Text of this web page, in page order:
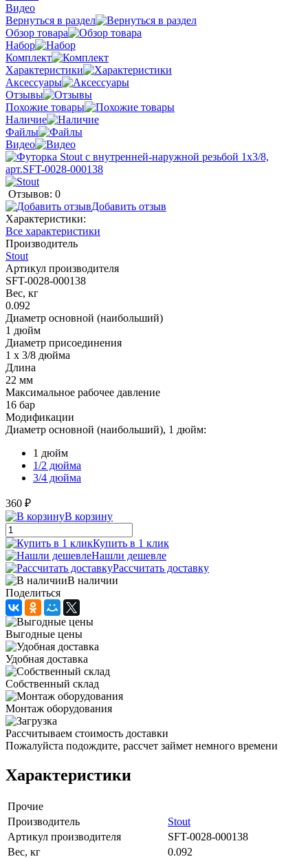
Видео
Вернуться в раздел
Обзор товара
Набор
Комплект
Характеристики
Аксессуары
Отзывы
Похожие товары
Наличие
Файлы
Видео
Отзывов: 0
Добавить отзыв
Характеристики:
Все характеристики
Производитель
Stout
Артикул производителя
SFT-0028-000138
Вес, кг
0.092
Диаметр основной (наибольший)
1 дюйм
Диаметр присоединения
1 x 3/8 дюйма
Длина
22 мм
Максимальное рабочее давление
16 бар
Модификации
Диаметр основной (наибольший), 1 дюйм:
1 дюйм
1/2 дюйма
3/4 дюйма
360 ₽
В корзину
Купить в 1 клик
Нашли дешевле
Рассчитать доставку
В наличии
Поделиться
Выгодные цены
Удобная доставка
Собственный склад
Монтаж оборудования
Рассчитываем стоимость доставки
Пожалуйста подождите, рассчет займет немного времени
Характеристики
Прочие
Производитель
Stout
Артикул производителя
SFT-0028-000138
Вес, кг
0.092